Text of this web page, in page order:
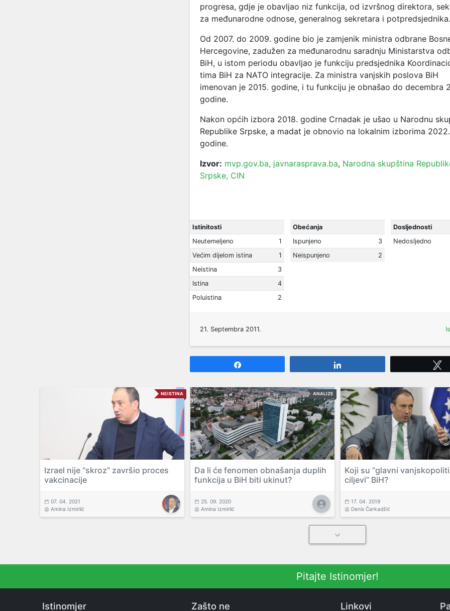
progresa, gdje je obavljao niz funkcija, od izvršnog direktora,
za međunarodne odnose, generalnog sekretara i potpredsjednika.
Od 2007. do 2009. godine bio je zamjenik ministra odbrane
Hercegovine, zadužen za međunarodnu saradnju Ministarstva
BiH, u istom periodu obavljao je funkciju predsjednika
tima BiH za NATO integracije. Za ministra vanjskih poslova BiH
imenovan je 2015. godine, i tu funkciju je obnašao do decembra
godine.
Nakon općih izbora 2018. godine Crnadak je ušao u Narodnu
Republike Srpske, a madat je obnovio na lokalnim izborima 2022.
godine.
Izvor: mvp.gov.ba, javnarasprava.ba, Narodna skupština
Srpske, CIN
Istinitosti
Neutemeljeno
1
Većim dijelom istina
1
Neistina
3
Istina
4
Poluistina
2
Obećanja
Ispunjeno
3
Neispunjeno
2
Dosljednosti
Nedosljedno
21. Septembra 2011.
NEISTINA
Izrael nije “skroz” završio proces
vakcinacije
07. 04. 2021
Amina Izmirlić
ANALIZE
Da li će fenomen obnašanja duplih
funkcija u BiH biti ukinut?
25. 09. 2020
Amina Izmirlić
Koji su “glavni
ciljevi” BiH?
17. 04. 2019
Denis Čarkadžić
Pitajte Istinomjer!
Istinomjer Zašto ne Linkovi